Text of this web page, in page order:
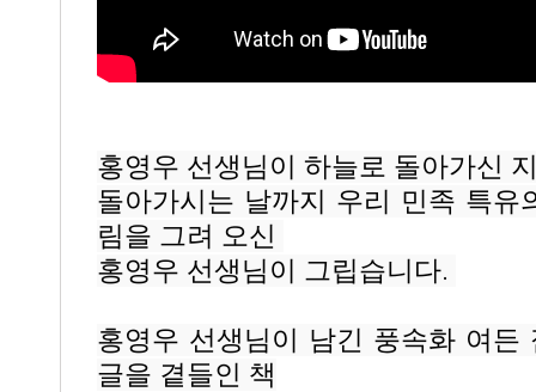
홍영우 선생님이 하늘로 돌아가신
돌아가시는 날까지 우리 민족 특유
림을 그려 오신
홍영우 선생님이 그립습니다.
홍영우 선생님이 남긴 풍속화 여든
글을 곁들인 책